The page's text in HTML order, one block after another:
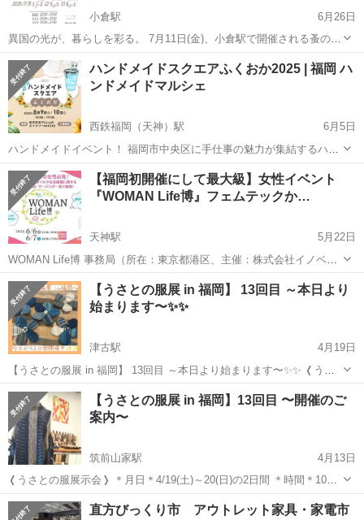
小倉駅
6月26日
異国の光が、暮らしを彩る。 7月11日(金)、小倉駅で開催される蚤の市
に出店いたします。 今回はワークショップではなく物販のみの出店で
す。 販売予定アイテムはこちら👇 🪔 トルコランプ（コンセントタイ
プ・US...
福岡 北九州市 小倉駅 展示会 トルコ
ハンドメイドスクエアふくおか2025 | 福岡 ハ
ンドメイドマルシェ
西鉄福岡（天神）駅
6月5日
ハンドメイドイベント！ 福岡市中央区に手仕事の魅力が集結するハン
ドメイドマルシェ。厳選されたハンドメイド作家がこだわりの作品を
披露。アクセサリーから衣料品、雑貨まで、バラエティ豊かな作品が
あなたを待っています！ ...
福岡 福岡市 西鉄福岡（天神）駅 展示会 ハンドメイド
【福岡初開催にして最大級】女性イベント
『WOMAN Life博』フェムテックか…
天神駅
5月22日
WOMAN Life博 事務局（所在：東京都港区、主催：株式会社イノベン
ト）は、2025年6月6日（金）～7日（土）の2日間、福岡市のTKPエル
ガーラホール 8階にて「WOMAN Life博」を初開催いたします。 ■W...
福岡 福岡市 天神駅 展示会 会場
【うさとの服展 in 福岡】 13回目 ～本日より
始まります〜✨️✨️
津古駅
4月19日
【うさとの服展 in 福岡】 13回目 ～本日より始まります〜✨️✨️ ❬うさ
との服展示会❭ ＊月日＊4/19(土)～20(日)の2日間 ＊時間＊10：00～
17：00 ＊場所＊色どりフィールド https://w...
福岡 朝倉郡 津古駅 展示会 ミネラル
【うさとの服展 in 福岡】13回目 〜開催のご
案内〜
筑前山家駅
4月13日
❬うさとの服展示会❭ ＊月日＊4/19(土)～20(日)の2日間 ＊時間＊10：
00～17：00 ＊場所＊色どりフィールド 〒838-0226 福岡県朝倉郡筑前
町中牟田３５ 開催場所は… 前回と同じく 循環型家庭農園...
福岡 朝倉郡 筑前山家駅 展示会 会場
直方びっくり市 アウトレット家具・家電市